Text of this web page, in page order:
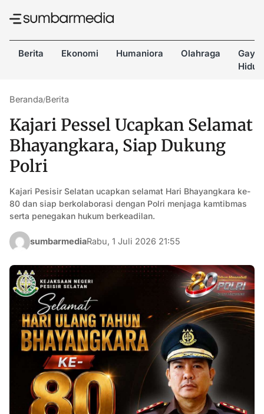
Berita Ekonomi Humaniora Olahraga
Gaya
Hidup
Beranda/Berita
Kajari Pessel Ucapkan Selamat
Bhayangkara, Siap Dukung
Polri
Kajari Pesisir Selatan ucapkan selamat Hari Bhayangkara ke-
80 dan siap berkolaborasi dengan Polri menjaga kamtibmas
serta penegakan hukum berkeadilan.
sumbarmediaRabu, 1 Juli 2026 21:55